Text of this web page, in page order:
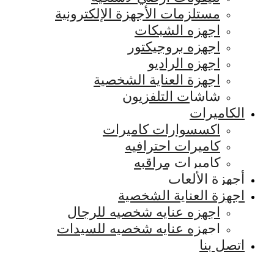
مستلزمات الأجهزة الإلكترونية
اجهزه الشبكات
اجهزه بروجيكتور
اجهزه الراديو
اجهزة العناية الشخصية
شاشات التلفزيون
الكاميرات
اكسسوارات كاميرات
كاميرات احترافيه
كاميرات مراقبه
أجهزة الألعاب
اجهزة العناية الشخصية
اجهزه عنايه شخصيه للرجال
اجهزه عنايه شخصيه للسيدات
اتصل بنا